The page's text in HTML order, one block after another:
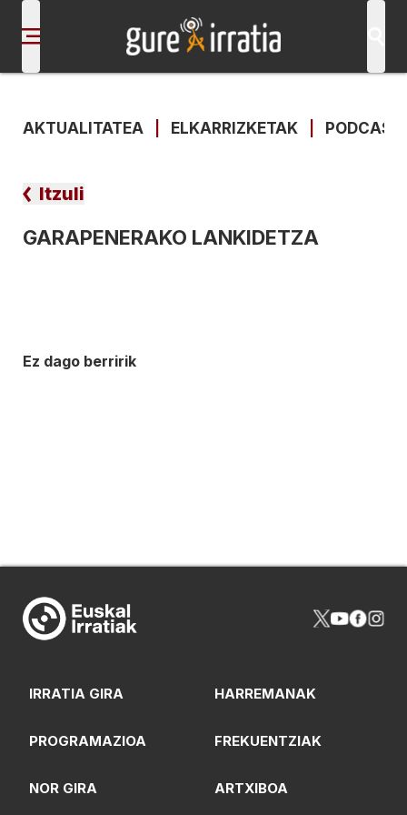
AKTUALITATEA ELKARRIZKETAK
Itzuli
GARAPENERAKO LANKIDETZA
Ez dago berririk
IRRATIA GIRA HARREMANAK
PROGRAMAZIOA FREKUENTZIAK
NOR GIRA ARTXIBOA